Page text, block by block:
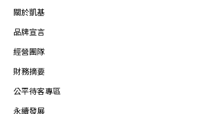
關於凱基
品牌宣言
經營團隊
財務摘要
公平待客專區
永續發展